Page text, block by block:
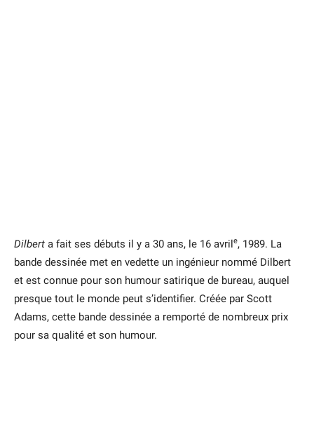
Dilbert a fait ses débuts il y a 30 ans, le 16 avrile, 1989. La
bande dessinée met en vedette un ingénieur nommé Dilbert
et est connue pour son humour satirique de bureau, auquel
presque tout le monde peut s’identifier. Créée par Scott
Adams, cette bande dessinée a remporté de nombreux prix
pour sa qualité et son humour.